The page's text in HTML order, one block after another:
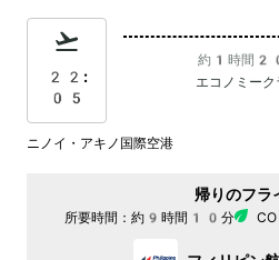
22:
05
約1時間
エコノミーク
ニノイ・アキノ国際空港
帰りのフラ
所要時間： 約9時間10分